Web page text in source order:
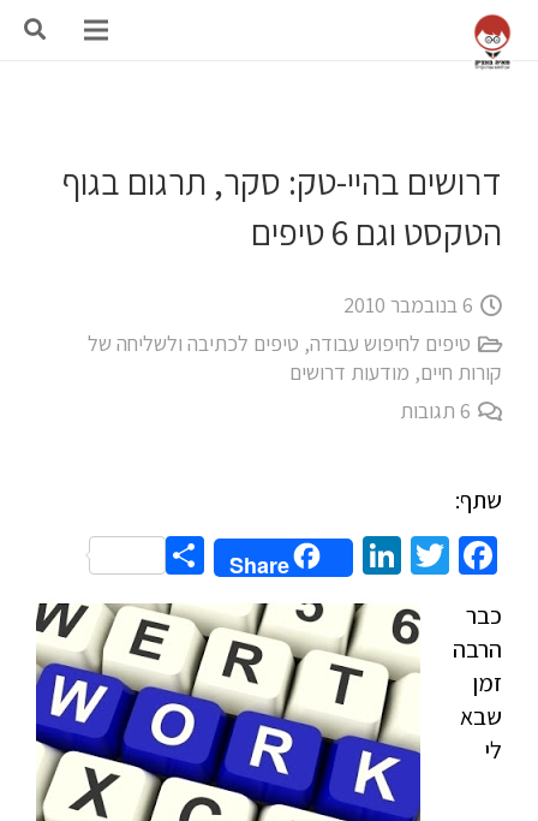
דרושים בהיי-טק: סקר, תרגום בגוף
הטקסט וגם 6 טיפים
6 בנובמבר 2010
טיפים לחיפוש עבודה, טיפים לכתיבה ולשליחה של
קורות חיים, מודעות דרושים
6 תגובות
שתף:
Facebook
Twitter
LinkedIn
Share
Share
כבר
הרבה
זמן
שבא
לי